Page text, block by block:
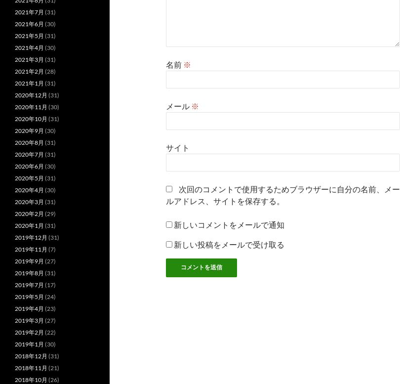
名前 ※
メール ※
サイト
次回のコメントで使用するためブラウザーに自分の名前、メー
ルアドレス、サイトを保存する。
新しいコメントをメールで通知
新しい投稿をメールで受け取る
2021年7月 (31)
2021年6月 (30)
2021年5月 (31)
2021年4月 (30)
2021年3月 (31)
2021年2月 (28)
2021年1月 (31)
2020年12月 (31)
2020年11月 (30)
2020年10月 (31)
2020年9月 (30)
2020年8月 (31)
2020年7月 (31)
2020年6月 (30)
2020年5月 (31)
2020年4月 (30)
2020年3月 (31)
2020年2月 (29)
2020年1月 (31)
2019年12月 (31)
2019年11月 (7)
2019年9月 (27)
2019年8月 (31)
2019年7月 (17)
2019年5月 (24)
2019年4月 (23)
2019年3月 (27)
2019年2月 (22)
2019年1月 (30)
2018年12月 (31)
2018年11月 (21)
2018年10月 (26)